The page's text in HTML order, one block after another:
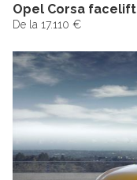
Opel Corsa facelift
De la 17.110 €